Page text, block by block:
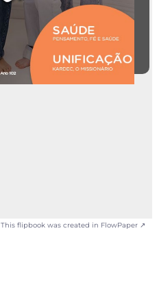
This flipbook was created in FlowPaper ↗